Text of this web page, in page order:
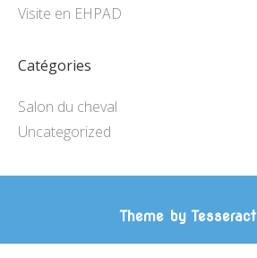
Visite en EHPAD
Catégories
Salon du cheval
Uncategorized
Theme by Tesseract